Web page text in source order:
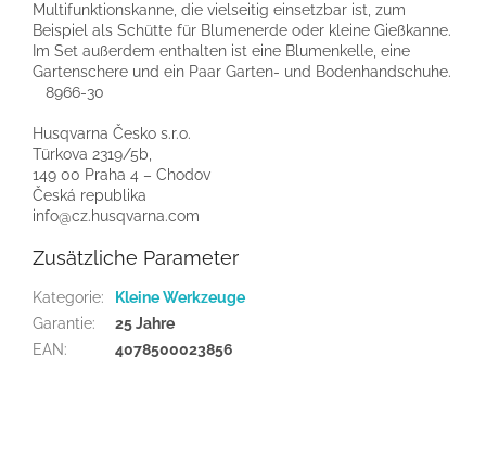
Multifunktionskanne, die vielseitig einsetzbar ist, zum
Beispiel als Schütte für Blumenerde oder kleine Gießkanne.
Im Set außerdem enthalten ist eine Blumenkelle, eine
Gartenschere und ein Paar Garten- und Bodenhandschuhe.
8966-30
Husqvarna Česko s.r.o.
Türkova 2319/5b,
149 00 Praha 4 – Chodov
Česká republika
info@cz.husqvarna.com
Zusätzliche Parameter
Kategorie:
Kleine Werkzeuge
Garantie:
25 Jahre
EAN: 4078500023856